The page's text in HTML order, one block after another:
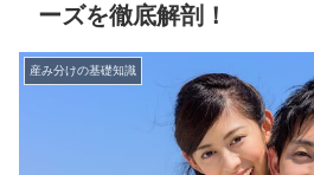
ーズを徹底解剖！
産み分けの基礎知識